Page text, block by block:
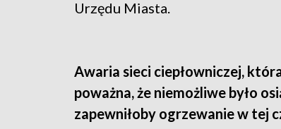
Urzędu Miasta.
Awaria sieci ciepłowniczej,
poważna, że niemożliwe było
zapewniłoby ogrzewanie w tej